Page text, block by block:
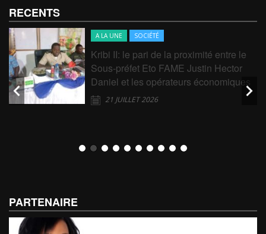
RECENTS
A LA UNE SOCIÉTÉ
Kribi II: le pari de la proximité entre le
Sous-préfet Eto FAME Justin Hector
Daniel et les opérateurs économiques
21 JUILLET 2026
PARTENAIRE